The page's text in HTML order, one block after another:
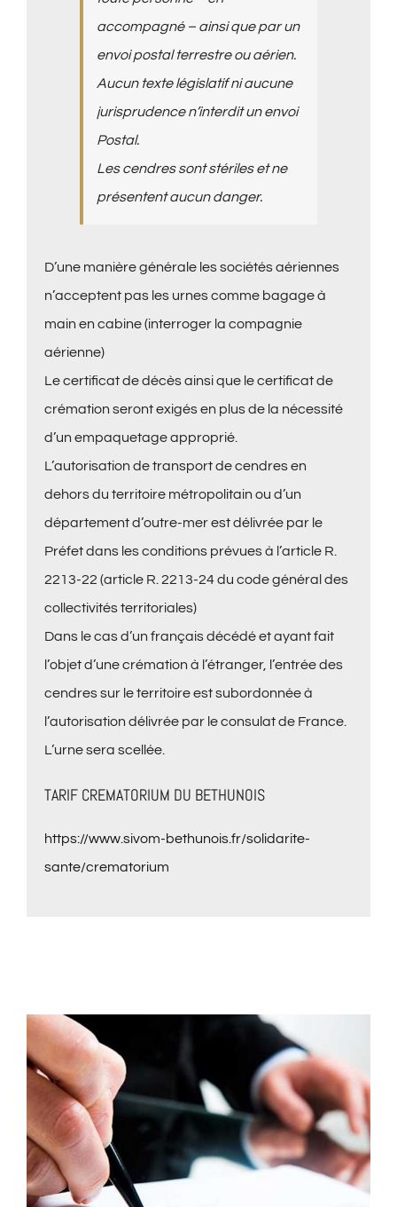
accompagné – ainsi que par un
envoi postal terrestre ou aérien.
Aucun texte législatif ni aucune
jurisprudence n’interdit un envoi
Postal.
Les cendres sont stériles et ne
présentent aucun danger.
D’une manière générale les sociétés aériennes
n’acceptent pas les urnes comme bagage à
main en cabine (interroger la compagnie
aérienne)
Le certificat de décès ainsi que le certificat de
crémation seront exigés en plus de la nécessité
d’un empaquetage approprié.
L’autorisation de transport de cendres en
dehors du territoire métropolitain ou d’un
département d’outre-mer est délivrée par le
Préfet dans les conditions prévues à l’article R.
2213-22 (article R. 2213-24 du code général des
collectivités territoriales)
Dans le cas d’un français décédé et ayant fait
l’objet d’une crémation à l’étranger, l’entrée des
cendres sur le territoire est subordonnée à
l’autorisation délivrée par le consulat de France.
L’urne sera scellée.
TARIF CREMATORIUM DU BETHUNOIS
https://www.sivom-bethunois.fr/solidarite-
sante/crematorium